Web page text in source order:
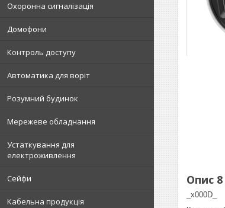
Охоронна сигналізація
Домофони
Контроль доступу
Автоматика для воріт
Розумний будинок
Мережеве обладнання
Устаткування для
електроживлення
Сейфи
Кабельна продукція
Опис
_x000D_